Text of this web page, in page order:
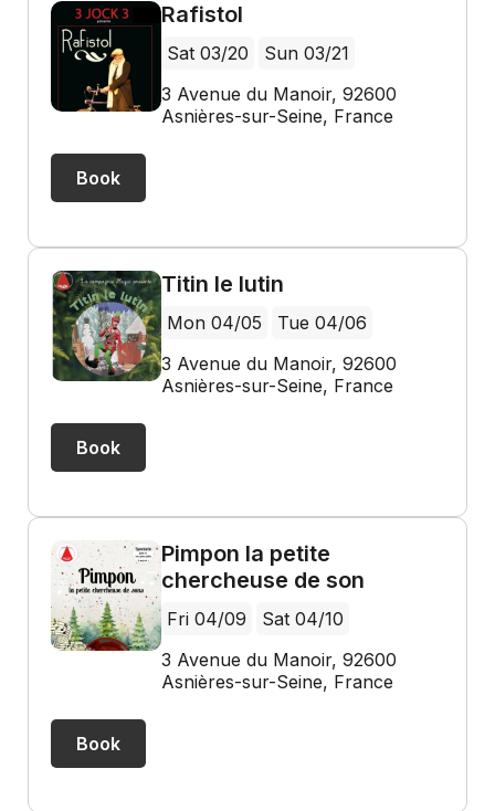
Rafistol
Sat 03/20
Sun 03/21
3 Avenue du Manoir, 92600
Asnières-sur-Seine, France
Book
Titin le lutin
Mon 04/05
Tue 04/06
3 Avenue du Manoir, 92600
Asnières-sur-Seine, France
Book
Pimpon la petite
chercheuse de son
Fri 04/09
Sat 04/10
3 Avenue du Manoir, 92600
Asnières-sur-Seine, France
Book